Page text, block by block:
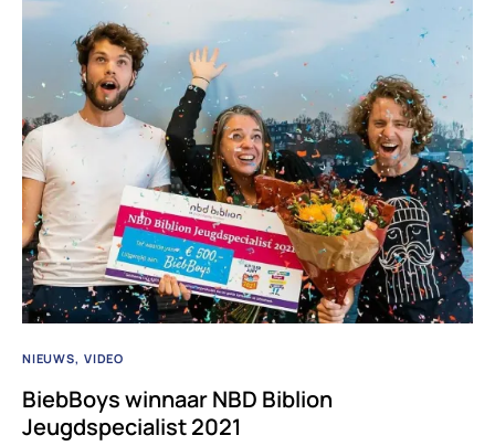
NIEUWS VIDEO
BiebBoys winnaar NBD Biblion
Jeugdspecialist 2021